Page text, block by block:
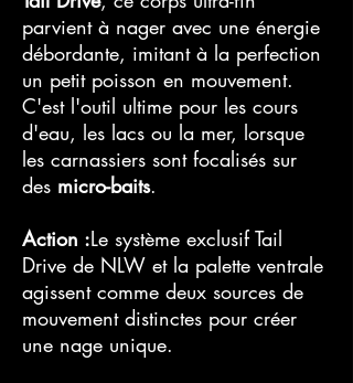
parvient à nager avec une énergie
débordante, imitant à la perfection
un petit poisson en mouvement.
C'est l'outil ultime pour les cours
d'eau, les lacs ou la mer, lorsque
les carnassiers sont focalisés sur
des micro-baits.
Action :Le système exclusif Tail
Drive de NLW et la palette ventrale
agissent comme deux sources de
mouvement distinctes pour créer
une nage unique.